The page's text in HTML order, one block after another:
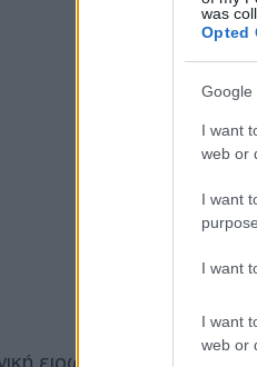
was
Opted
Google
I want
web or
I want
I want
I want
web or
ειρωνεία αποτελεί το